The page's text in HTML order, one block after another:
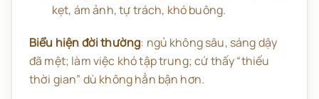
kẹt, ám ảnh, tự trách, khó buông.
Biểu hiện đời thường: ngủ không sâu, sáng dậy
đã mệt; làm việc khó tập trung; cứ thấy “thiếu
thời gian” dù không hẳn bận hơn.